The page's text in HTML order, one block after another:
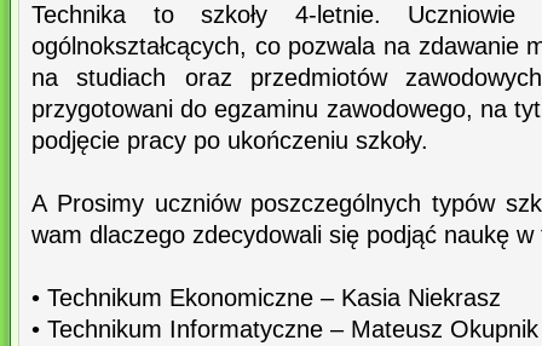
Technika to szkoły 4-letnie. Uczniowie
ogólnokształcących, co pozwala na zdawanie
na studiach oraz przedmiotów
przygotowani do egzaminu zawodowego, na
podjęcie pracy po ukończeniu szkoły.
A Prosimy uczniów poszczególnych typów
wam dlaczego zdecydowali się podjąć naukę w
• Technikum Ekonomiczne – Kasia Niekrasz
• Technikum Informatyczne – Mateusz